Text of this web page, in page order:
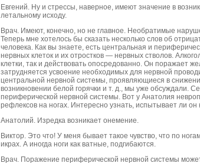
Евгений. Ну и стрессы, наверное, имеют значение в
летальному исходу.
Врач. Имеют, конечно, но не главное. Необратимые
Теперь мне хотелось бы сказать несколько слов об
человека. Как вы знаете, есть центральная и
нервных клеток и их отростков — нервных стволов.
клетки, так и действовать опосредованно. Он поражает
затрудняется усвоение необходимых для нервной
центральной нервной системы, проявляющиеся в
возникновении белой горячки и т. д., мы уже обсуждали.
периферической нервной системы. Вот у Анатолия
рефлексов на ногах. Интересно узнать, испытывает ли
Анатолий. Изредка возникает онемение.
Виктор. Это что! У меня бывает такое чувство, что по
икрах. А иногда ноги как ватные, подгибаются.
Врач. Поражение периферической нервной системы